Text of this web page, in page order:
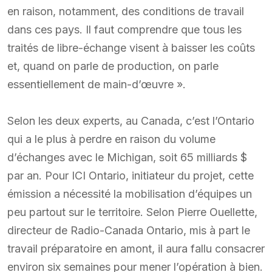
en raison, notamment, des conditions de travail
dans ces pays. Il faut comprendre que tous les
traités de libre-échange visent à baisser les coûts
et, quand on parle de production, on parle
essentiellement de main-d’œuvre ».
Selon les deux experts, au Canada, c’est l’Ontario
qui a le plus à perdre en raison du volume
d’échanges avec le Michigan, soit 65 milliards $
par an. Pour ICI Ontario, initiateur du projet, cette
émission a nécessité la mobilisation d’équipes un
peu partout sur le territoire. Selon Pierre Ouellette,
directeur de Radio-Canada Ontario, mis à part le
travail préparatoire en amont, il aura fallu consacrer
environ six semaines pour mener l’opération à bien.